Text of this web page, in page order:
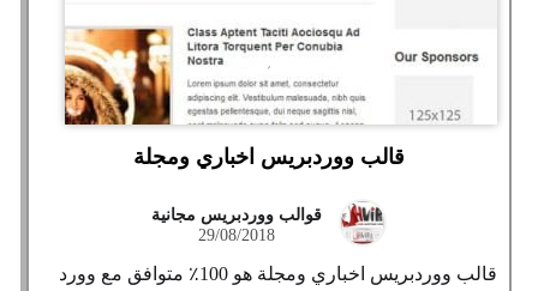
قالب ووردبريس اخباري ومجلة
قوالب ووردبريس مجانية
29/08/2018
قالب ووردبريس اخباري ومجلة هو 100٪ متوافق مع وورد